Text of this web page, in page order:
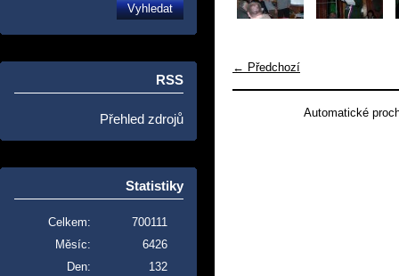
← Předchozí
Automatické
RSS
Přehled zdrojů
Statistiky
Celkem:
700111
Měsíc:
6426
Den:
132